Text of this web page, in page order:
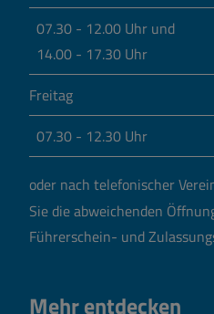
07.30 - 12.00 Uhr und
14.00 - 17.30 Uhr
Freitag
07.30 - 12.30 Uhr
oder nach telefonischer
Sie die abweichenden
Führerschein- und
Mehr entdecken